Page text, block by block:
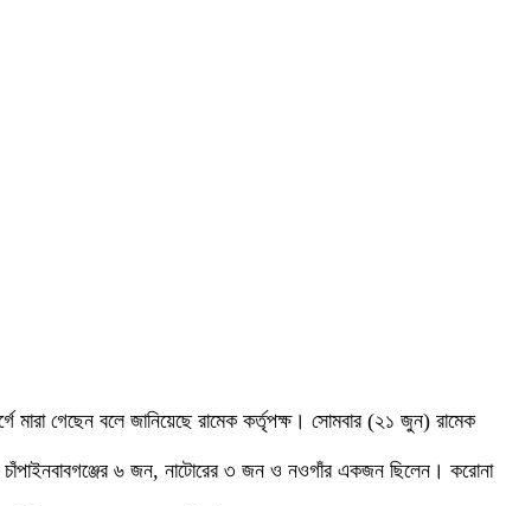
গেছেন বলে জানিয়েছে রামেক কর্তৃপক্ষ। সোমবার (২১ জুন) রামেক
৬ জন, নাটোরের ৩ জন ও নওগাঁর একজন ছিলেন। করোনা